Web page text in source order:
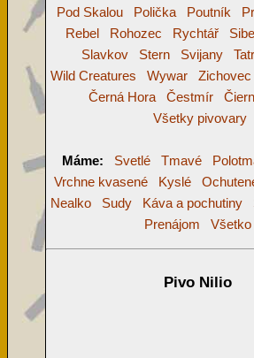
Pod Skalou
Polička Poutník
Rebel
Rohozec Rychtář
Slavkov
Stern Svijany
Wild Creatures
Wywar Zichovec
Černá Hora
Čestmír
Všetky pivovary
Máme: Svetlé Tmavé
Vrchne kvasené
Kyslé
Nealko
Sudy Káva a pochutiny
Prenájom
Všetko
Pivo Nilio